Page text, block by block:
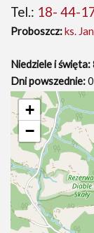
Tel.: 18- 44-
Proboszcz:ks.
Niedziele i święta:
Dni powszednie:
+
−